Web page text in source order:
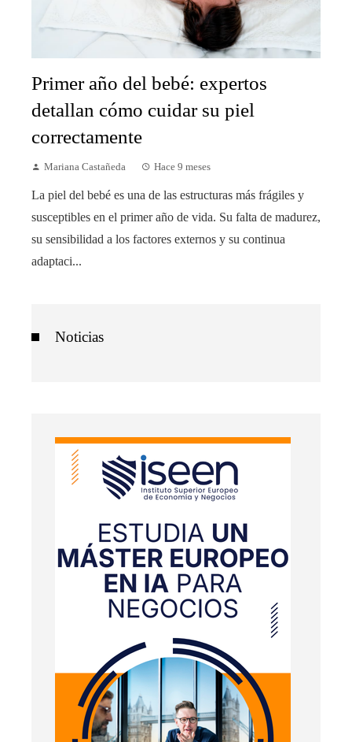
Primer año del bebé: expertos
detallan cómo cuidar su piel
correctamente
Mariana Castañeda Hace 9 meses
La piel del bebé es una de las estructuras más frágiles y
susceptibles en el primer año de vida. Su falta de madurez,
su sensibilidad a los factores externos y su continua
adaptaci...
Noticias